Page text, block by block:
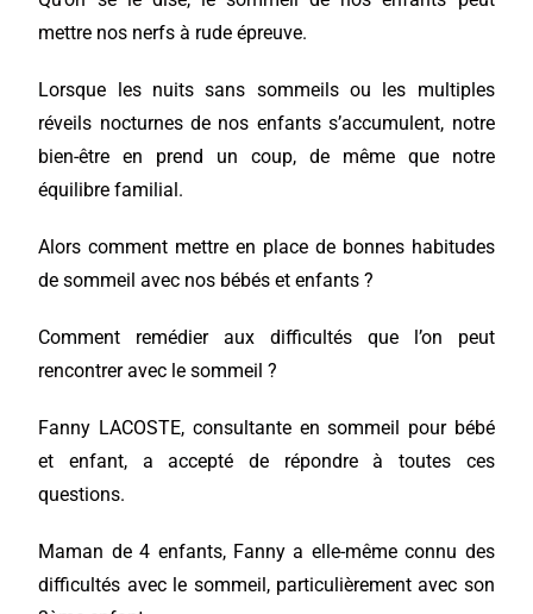
mettre nos nerfs à rude épreuve.
Lorsque les nuits sans sommeils ou les multiples
réveils nocturnes de nos enfants s’accumulent, notre
bien-être en prend un coup, de même que notre
équilibre familial.
Alors comment mettre en place de bonnes habitudes
de sommeil avec nos bébés et enfants ?
Comment remédier aux difficultés que l’on peut
rencontrer avec le sommeil ?
Fanny LACOSTE, consultante en sommeil pour bébé
et enfant, a accepté de répondre à toutes ces
questions.
Maman de 4 enfants, Fanny a elle-même connu des
difficultés avec le sommeil, particulièrement avec son